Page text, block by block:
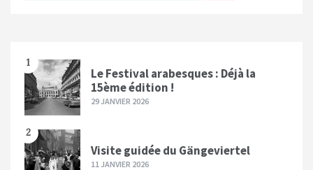
1
Le Festival arabesques : Déjà la
15ème édition !
29 JANVIER 2026
2
Visite guidée du Gängeviertel
11 JANVIER 2026